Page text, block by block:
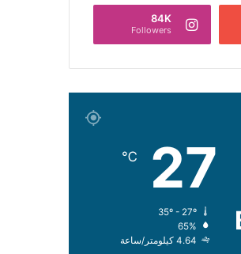
84K
Followers
27
℃
65%
4.64 كيلومتر/ساعة